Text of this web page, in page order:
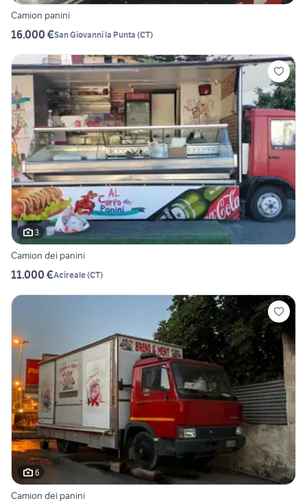
Camion panini
16.000 €San Giovanni la Punta (CT)
3
Camion dei panini
11.000 €Acireale(CT)
6
Camion dei panini